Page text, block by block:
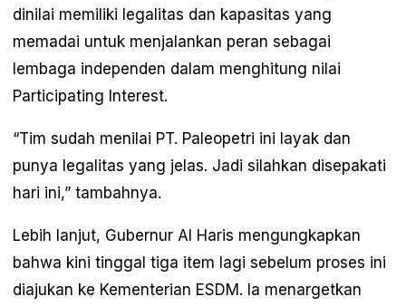
dinilai memiliki legalitas dan kapasitas yang
memadai untuk menjalankan peran sebagai
lembaga independen dalam menghitung nilai
Participating Interest.
“Tim sudah menilai PT. Paleopetri ini layak dan
punya legalitas yang jelas. Jadi silahkan disepakati
hari ini,” tambahnya.
Lebih lanjut, Gubernur Al Haris mengungkapkan
bahwa kini tinggal tiga item lagi sebelum proses ini
diajukan ke Kementerian ESDM. Ia menargetkan